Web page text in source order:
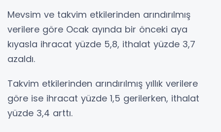
Mevsim ve takvim etkilerinden arındırılmış
verilere göre Ocak ayında bir önceki aya
kıyasla ihracat yüzde 5,8, ithalat yüzde 3,7
azaldı.
Takvim etkilerinden arındırılmış yıllık verilere
göre ise ihracat yüzde 1,5 gerilerken, ithalat
yüzde 3,4 arttı.